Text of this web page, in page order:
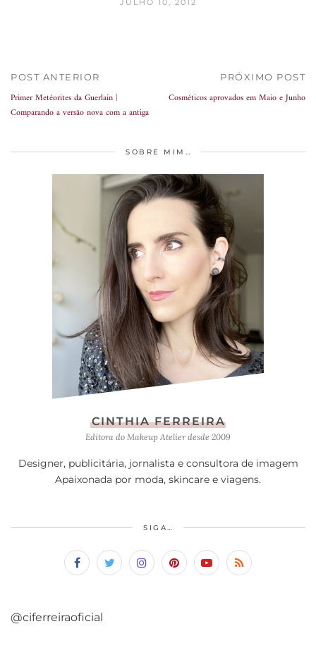
JULHO 10, 2012
POST ANTERIOR
Primer Metéorites da Guerlain |
Comparando a versão nova com a antiga
PRÓXIMO POST
Cosméticos aprovados em Maio e Junho
SOBRE MIM…
CINTHIA FERREIRA
Editora do Makeup Atelier desde 2009
Designer, publicitária, jornalista e consultora de imagem
Apaixonada por moda, skincare e viagens.
SIGA…
@ciferreiraoficial